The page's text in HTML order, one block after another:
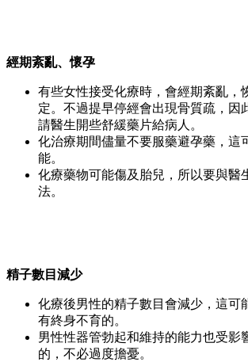
經期紊亂、懷孕
有些女性接受化療時，會經期紊亂，
定。不過提早停經會出現骨質疏，因
請醫生開些舒緩藥片給病人。
化治療期間儘量不要服藥避孕藥，這
能。
化療藥物可能傷及胎兒，所以要與醫
法。
精子數目減少
化療後男性的精子數目會減少，這可
有終身不育的。
男性性器管勃起和維持的能力也受影
的，不必過度擔憂。